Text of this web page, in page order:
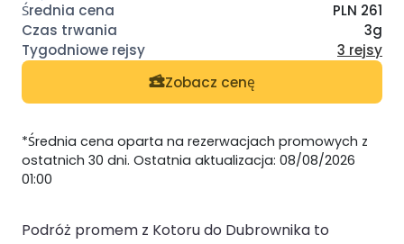
PLN 261
3g
3 rejsy
Zobacz cenę
*Średnia cena oparta na rezerwacjach promowych z
ostatnich 30 dni. Ostatnia aktualizacja: 08/08/2026
01:00
Podróż promem z Kotoru do Dubrownika to